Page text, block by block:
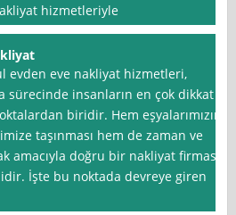
hizmetleriyle
evden eve nakliyat hizmetleri,
sürecinde insanların en çok dikkat
biridir. Hem eşyalarımızın
taşınması hem de zaman ve
amacıyla doğru bir nakliyat firması
İşte bu noktada devreye giren